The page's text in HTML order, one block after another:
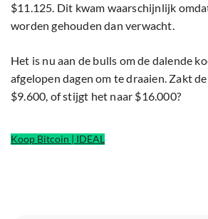
$11.125. Dit kwam waarschijnlijk
worden gehouden dan verwacht.
Het is nu aan de bulls om de dalende
afgelopen dagen om te draaien. Zakt
$9.600, of stijgt het naar $16.000?
Koop Bitcoin | IDEAL